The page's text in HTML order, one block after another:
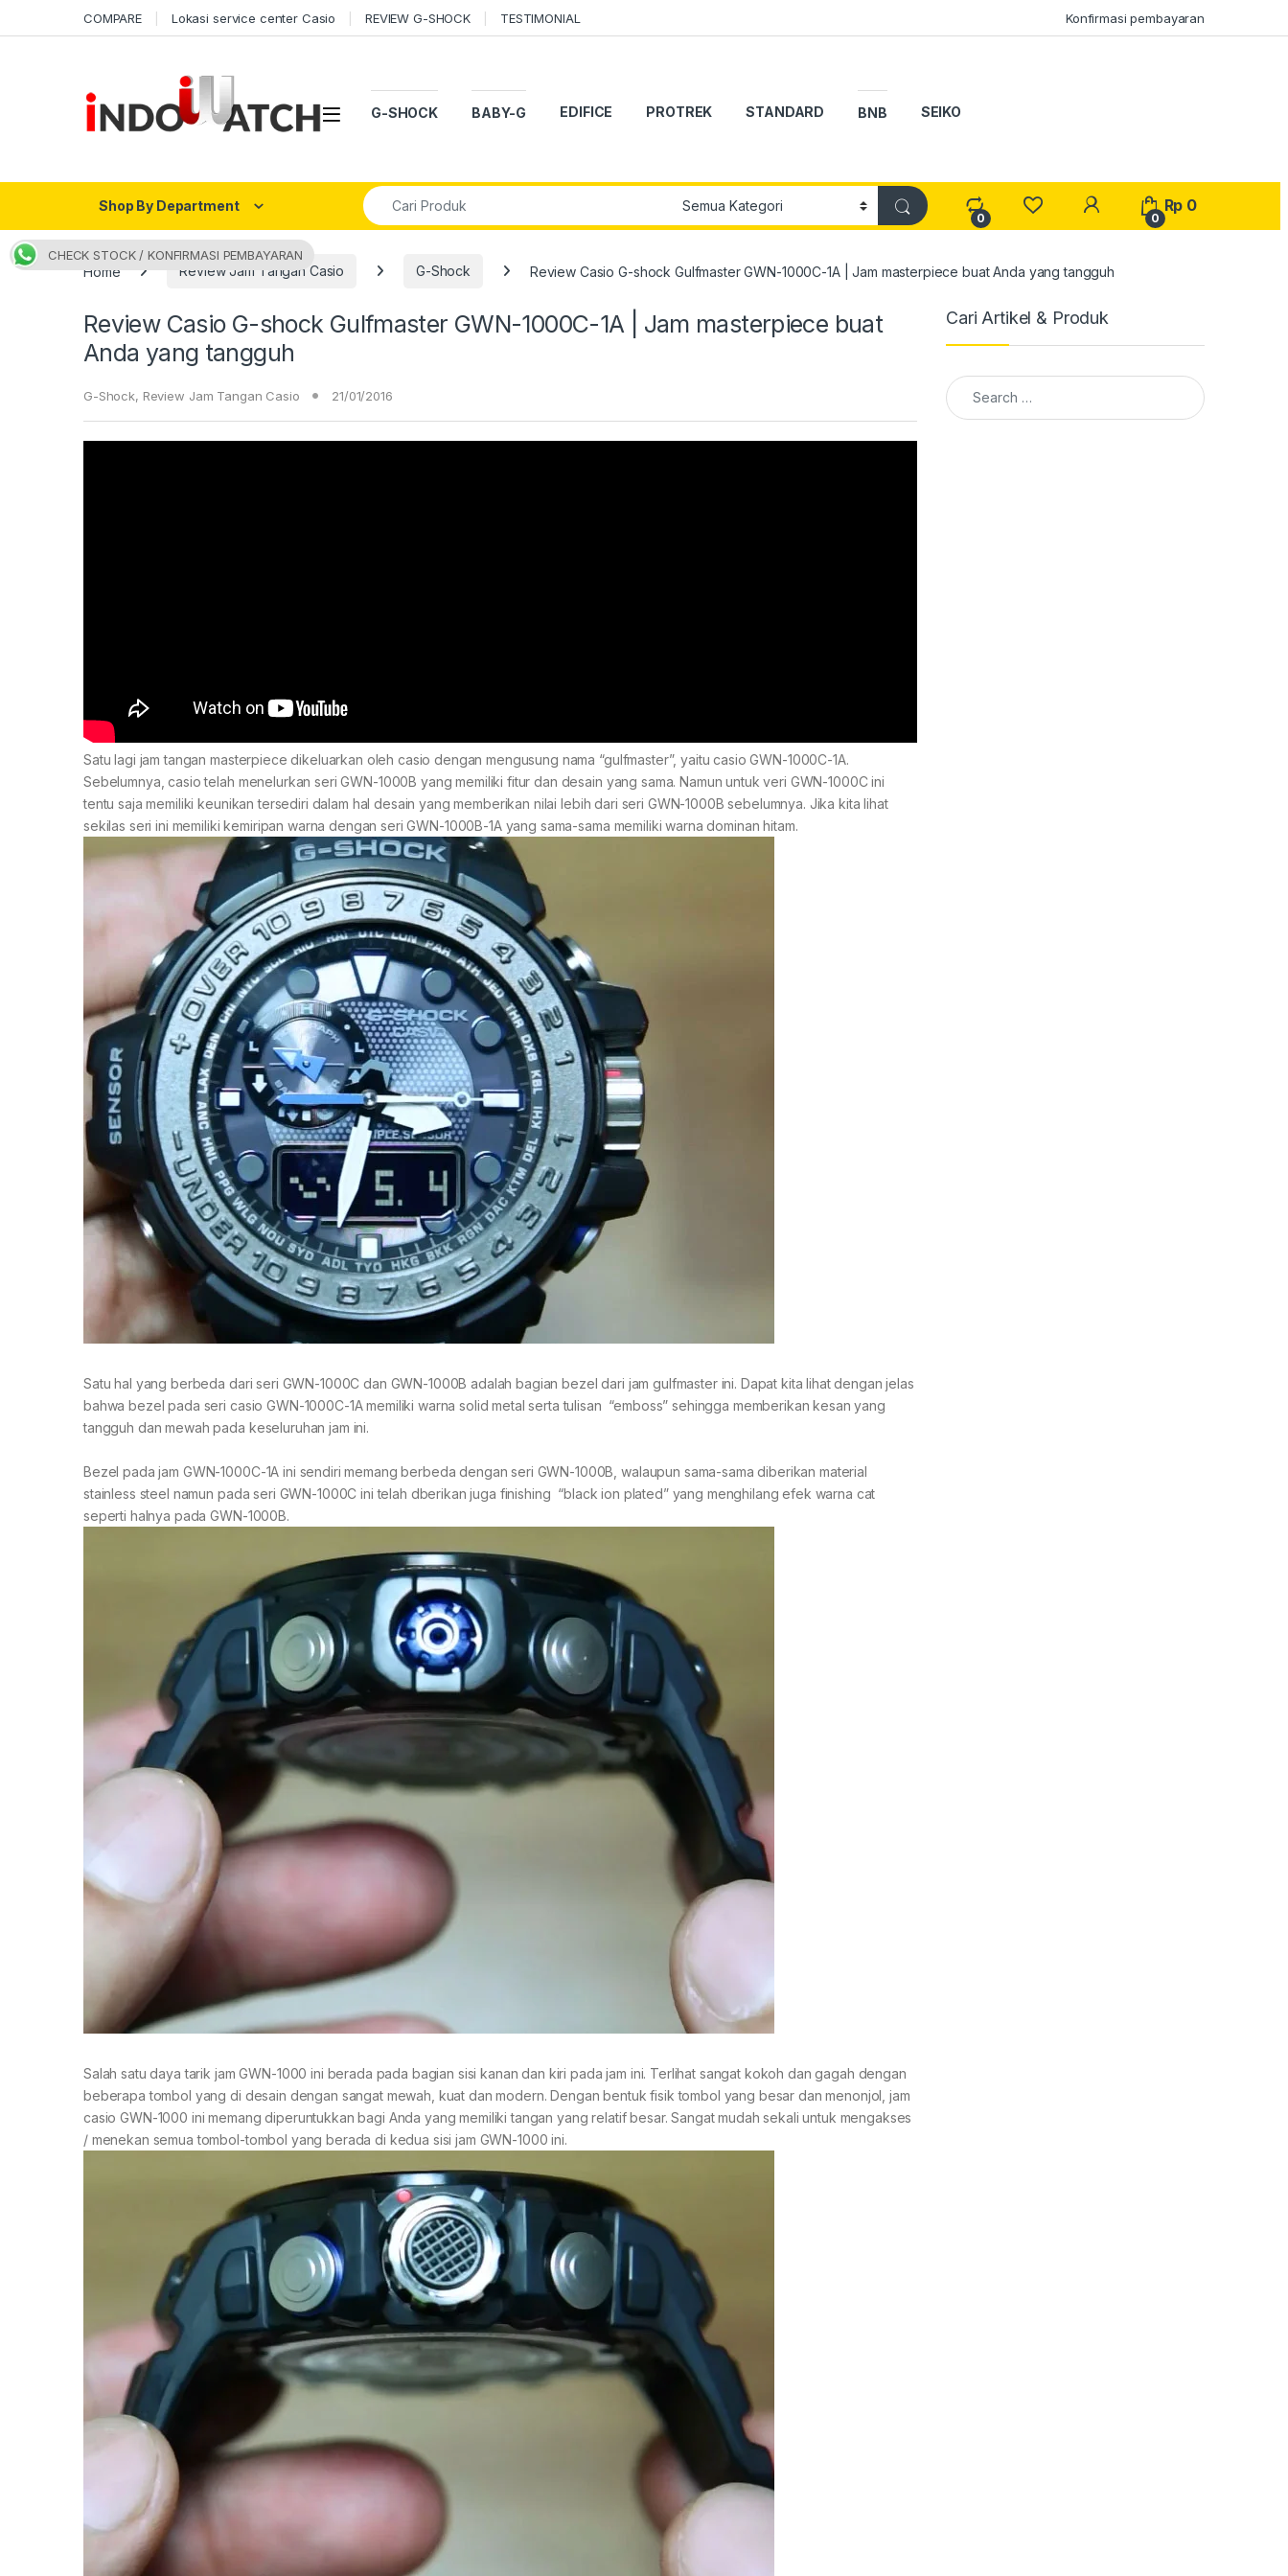
COMPARE Lokasi service center Casio REVIEW G-SHOCK TESTIMONIAL Konfirmasi pembayaran
Open G-SHOCK BABY-G EDIFICE PROTREK STANDARD BNB SEIKO
Shop By Department
Search for:
0
My Account
0
Rp 0
Home Review Jam Tangan Casio G-Shock Review Casio G-shock Gulfmaster GWN-1000C-1A | Jam masterpiece buat Anda yang tangguh
Review Casio G-shock Gulfmaster GWN-1000C-1A | Jam masterpiece buat
Anda yang tangguh
G-Shock, Review Jam Tangan Casio 21/01/2016
Satu lagi jam tangan masterpiece dikeluarkan oleh casio dengan mengusung nama “gulfmaster”, yaitu casio GWN-1000C-1A.
Sebelumnya, casio telah menelurkan seri GWN-1000B yang memiliki fitur dan desain yang sama. Namun untuk veri GWN-1000C ini
tentu saja memiliki keunikan tersediri dalam hal desain yang memberikan nilai lebih dari seri GWN-1000B sebelumnya. Jika kita lihat
sekilas seri ini memiliki kemiripan warna dengan seri GWN-1000B-1A yang sama-sama memiliki warna dominan hitam.
Satu hal yang berbeda dari seri GWN-1000C dan GWN-1000B adalah bagian bezel dari jam gulfmaster ini. Dapat kita lihat dengan jelas
bahwa bezel pada seri casio GWN-1000C-1A memiliki warna solid metal serta tulisan “emboss” sehingga memberikan kesan yang
tangguh dan mewah pada keseluruhan jam ini.
Bezel pada jam GWN-1000C-1A ini sendiri memang berbeda dengan seri GWN-1000B, walaupun sama-sama diberikan material
stainless steel namun pada seri GWN-1000C ini telah dberikan juga finishing “black ion plated” yang menghilang efek warna cat
seperti halnya pada GWN-1000B.
Salah satu daya tarik jam GWN-1000 ini berada pada bagian sisi kanan dan kiri pada jam ini. Terlihat sangat kokoh dan gagah dengan
beberapa tombol yang di desain dengan sangat mewah, kuat dan modern. Dengan bentuk fisik tombol yang besar dan menonjol, jam
casio GWN-1000 ini memang diperuntukkan bagi Anda yang memiliki tangan yang relatif besar. Sangat mudah sekali untuk mengakses
/ menekan semua tombol-tombol yang berada di kedua sisi jam GWN-1000 ini.
Cari Artikel & Produk
Search for:
CHECK STOCK / KONFIRMASI PEMBAYARAN